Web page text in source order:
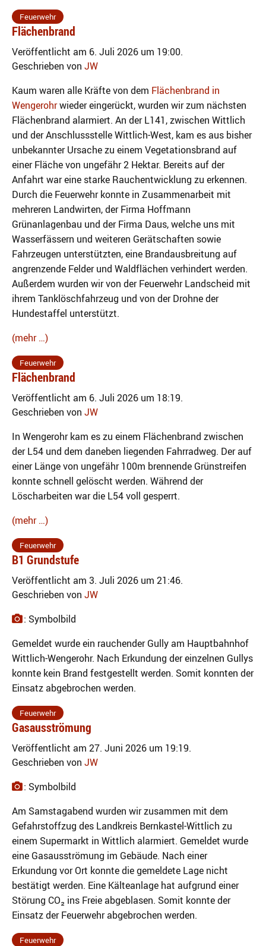
Feuerwehr
Flächenbrand
Veröffentlicht am 6. Juli 2026 um 19:00.
Geschrieben von JW
Kaum waren alle Kräfte von dem Flächenbrand in
Wengerohrwieder eingerückt, wurden wir zum nächsten
Flächenbrand alarmiert. An der L141, zwischen Wittlich
und der Anschlussstelle Wittlich-West, kam es aus bisher
unbekannter Ursache zu einem Vegetationsbrand auf
einer Fläche von ungefähr 2 Hektar. Bereits auf der
Anfahrt war eine starke Rauchentwicklung zu erkennen.
Durch die Feuerwehr konnte in Zusammenarbeit mit
mehreren Landwirten, der Firma Hoffmann
Grünanlagenbau und der Firma Daus, welche uns mit
Wasserfässern und weiteren Gerätschaften sowie
Fahrzeugen unterstützten, eine Brandausbreitung auf
angrenzende Felder und Waldflächen verhindert werden.
Außerdem wurden wir von der Feuerwehr Landscheid mit
ihrem Tanklöschfahrzeug und von der Drohne der
Hundestaffel unterstützt.
(mehr …)
Feuerwehr
Flächenbrand
Veröffentlicht am 6. Juli 2026 um 18:19.
Geschrieben von JW
In Wengerohr kam es zu einem Flächenbrand zwischen
der L54 und dem daneben liegenden Fahrradweg. Der auf
einer Länge von ungefähr 100m brennende Grünstreifen
konnte schnell gelöscht werden. Während der
Löscharbeiten war die L54 voll gesperrt.
(mehr …)
Feuerwehr
B1 Grundstufe
Veröffentlicht am 3. Juli 2026 um 21:46.
Geschrieben von JW
: Symbolbild
Gemeldet wurde ein rauchender Gully am Hauptbahnhof
Wittlich-Wengerohr. Nach Erkundung der einzelnen Gullys
konnte kein Brand festgestellt werden. Somit konnten der
Einsatz abgebrochen werden.
Feuerwehr
Gasausströmung
Veröffentlicht am 27. Juni 2026 um 19:19.
Geschrieben von JW
: Symbolbild
Am Samstagabend wurden wir zusammen mit dem
Gefahrstoffzug des Landkreis Bernkastel-Wittlich zu
einem Supermarkt in Wittlich alarmiert. Gemeldet wurde
eine Gasausströmung im Gebäude. Nach einer
Erkundung vor Ort konnte die gemeldete Lage nicht
bestätigt werden. Eine Kälteanlage hat aufgrund einer
Störung CO₂ ins Freie abgeblasen. Somit konnte der
Einsatz der Feuerwehr abgebrochen werden.
Feuerwehr